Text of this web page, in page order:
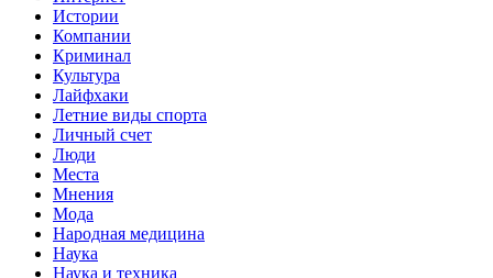
Истории
Компании
Криминал
Культура
Лайфхаки
Летние виды спорта
Личный счет
Люди
Места
Мнения
Мода
Народная медицина
Наука
Наука и техника